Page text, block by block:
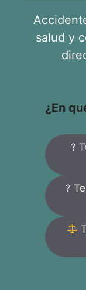
salud y
¿En
?
?